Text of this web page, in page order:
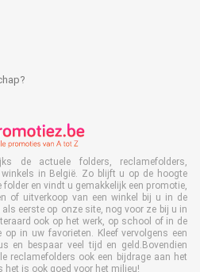
de actuele folders, reclamefolders,
in België. Zo blijft u op de hoogte
en vindt u gemakkelijk een promotie,
of uitverkoop van een winkel bij u in de
eerste op onze site, nog voor ze bij u in
ook op het werk, op school of in de
op in uw favorieten. Kleef vervolgens een
en bespaar veel tijd en geld.Bovendien
reclamefolders ook een bijdrage aan het
het is ook goed voor het milieu!